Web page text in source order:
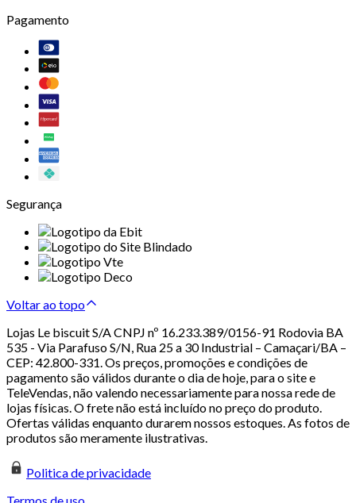
Pagamento
Segurança
Voltar ao topo
Lojas Le biscuit S/A CNPJ nº 16.233.389/0156-91 Rodovia BA
535 - Via Parafuso S/N, Rua 25 a 30 Industrial – Camaçari/BA –
CEP: 42.800-331. Os preços, promoções e condições de
pagamento são válidos durante o dia de hoje, para o site e
TeleVendas, não valendo necessariamente para nossa rede de
lojas físicas. O frete não está incluído no preço do produto.
Ofertas válidas enquanto durarem nossos estoques. As fotos de
produtos são meramente ilustrativas.
Politica de privacidade